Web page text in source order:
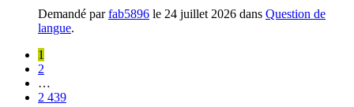
Demandé parfab5896 le 24 juillet 2026 dans Question de
langue.
1
2
…
2 439